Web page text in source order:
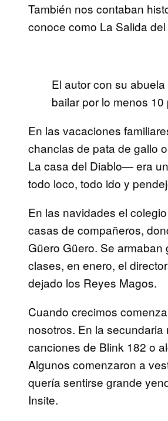
También nos contaban
conoce como La Salida
El autor con su
bailar por lo menos
En las vacaciones
chanclas de pata de gallo
La casa del Diablo— era
todo loco, todo ido y
En las navidades el
casas de compañeros,
Güero Güero. Se
clases, en enero, el
dejado los Reyes Magos.
Cuando crecimos
nosotros. En la
canciones de Blink 182 o
Algunos comenzaron a
quería sentirse grande
Insite.